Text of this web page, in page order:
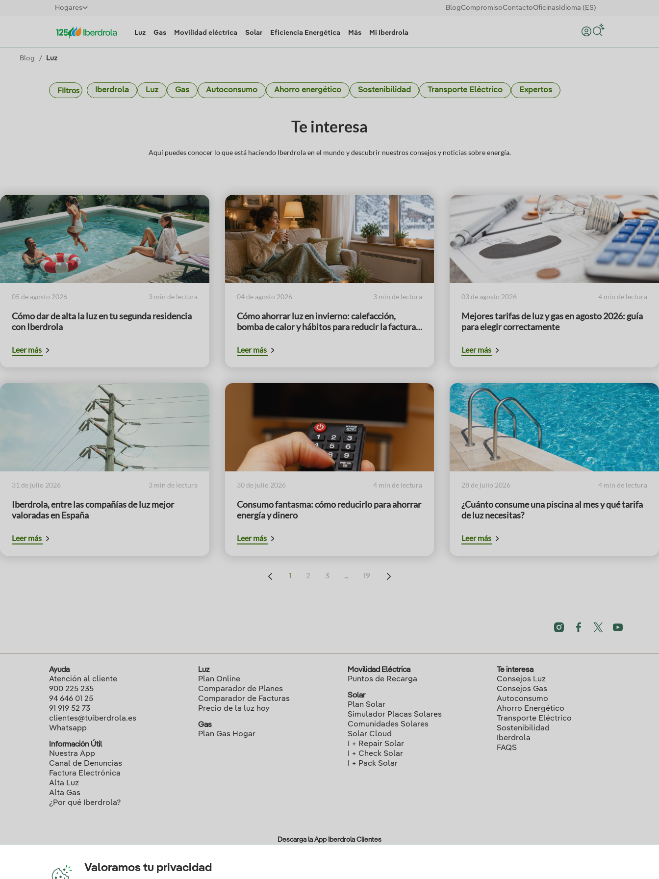
Hogares BlogCompromisoContactoOficinas Idioma (ES)
Luz Gas Movilidad eléctrica Solar Eficiencia Energética Más Mi Iberdrola Buscar
Blog Luz
Filtros Iberdrola Luz Gas Autoconsumo Ahorro energético Sostenibilidad Transporte Eléctrico Expertos
Te interesa
Aquí puedes conocer lo que está haciendo Iberdrola en el mundo y descubrir nuestros consejos y noticias sobre energía.
05 de agosto 2026 3 min de lectura
Cómo dar de alta la luz en tu segunda residencia
con Iberdrola
Leer más
04 de agosto 2026 3 min de lectura
Cómo ahorrar luz en invierno: calefacción,
bomba de calor y hábitos para reducir la factura
Leer más
03 de agosto 2026 4 min de lectura
Mejores tarifas de luz y gas en agosto 2026: guía
para elegir correctamente
Leer más
31 de julio 2026 3 min de lectura
Iberdrola, entre las compañías de luz mejor
valoradas en España
Leer más
30 de julio 2026 4 min de lectura
Consumo fantasma: cómo reducirlo para ahorrar
energía y dinero
Leer más
28 de julio 2026 4 min de lectura
¿Cuánto consume una piscina al mes y qué tarifa
de luz necesitas?
Leer más
1 2 3 ... 19
Ayuda
Atención al cliente
900 225 235
94 646 01 25
91 919 52 73
clientes@tuiberdrola.es
Whatsapp
Información Útil
Nuestra App
Canal de Denuncias
Factura Electrónica
Alta Luz
Alta Gas
¿Por qué Iberdrola?
Luz
Plan Online
Comparador de Planes
Comparador de Facturas
Precio de la luz hoy
Gas
Plan Gas Hogar
Movilidad Eléctrica
Puntos de Recarga
Solar
Plan Solar
Simulador Placas Solares
Comunidades Solares
Solar Cloud
I + Repair Solar
I + Check Solar
I + Pack Solar
Te interesa
Consejos Luz
Consejos Gas
Autoconsumo
Ahorro Energético
Transporte Eléctrico
Sostenibilidad
Iberdrola
FAQS
Descarga la App Iberdrola Clientes
Valoramos tu privacidad